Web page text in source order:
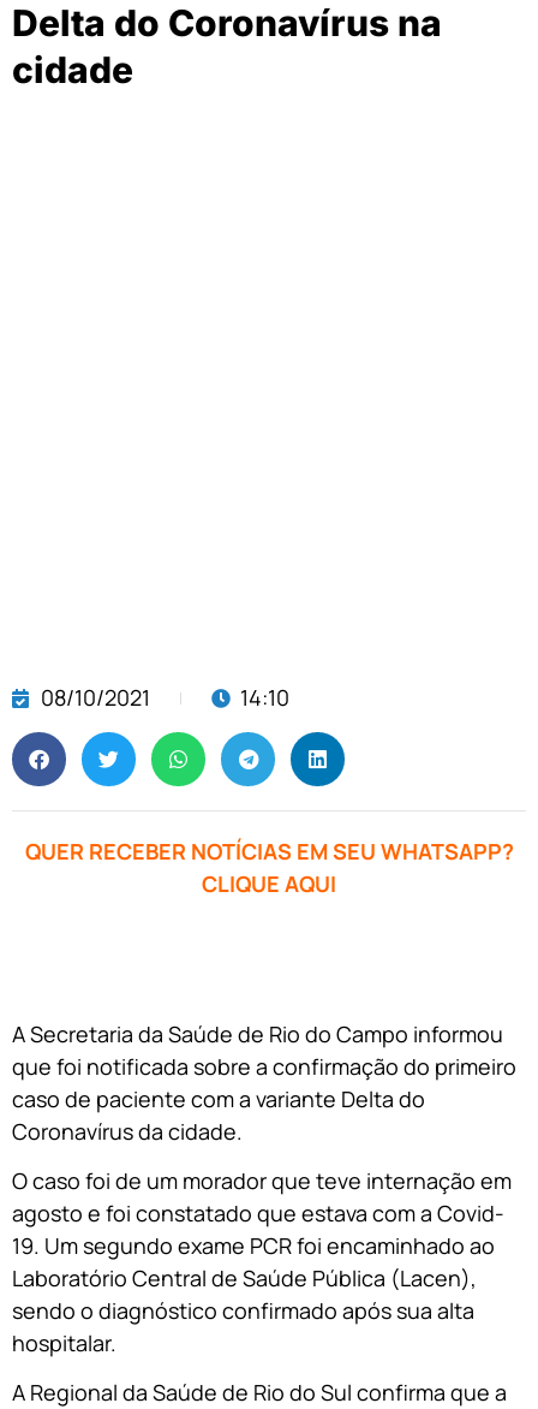
Delta do Coronavírus na
cidade
08/10/2021 14:10
QUER RECEBER NOTÍCIAS EM SEU WHATSAPP?
CLIQUE AQUI
A Secretaria da Saúde de Rio do Campo informou
que foi notificada sobre a confirmação do primeiro
caso de paciente com a variante Delta do
Coronavírus da cidade.
O caso foi de um morador que teve internação em
agosto e foi constatado que estava com a Covid-
19. Um segundo exame PCR foi encaminhado ao
Laboratório Central de Saúde Pública (Lacen),
sendo o diagnóstico confirmado após sua alta
hospitalar.
A Regional da Saúde de Rio do Sul confirma que a